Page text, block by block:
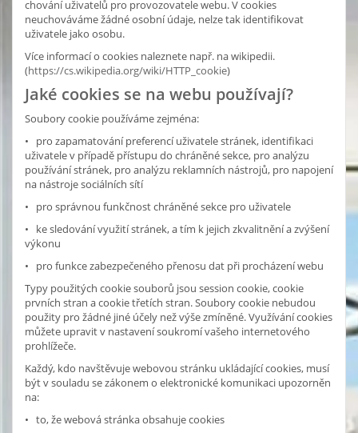
chování uživatelů pro provozovatele webu. V cookies
neuchováváme žádné osobní údaje, nelze tak identifikovat
uživatele jako osobu.
Více informací o cookies naleznete např. na wikipedii.
(https://cs.wikipedia.org/wiki/HTTP_cookie)
Jaké cookies se na webu používají?
Soubory cookie používáme zejména:
• pro zapamatování preferencí uživatele stránek, identifikaci
uživatele v případě přístupu do chráněné sekce, pro analýzu
používání stránek, pro analýzu reklamních nástrojů, pro napojení
na nástroje sociálních sítí
• pro správnou funkčnost chráněné sekce pro uživatele
• ke sledování využití stránek, a tím k jejich zkvalitnění a zvýšení
výkonu
• pro funkce zabezpečeného přenosu dat při procházení webu
Typy použitých cookie souborů jsou session cookie, cookie
prvních stran a cookie třetích stran. Soubory cookie nebudou
použity pro žádné jiné účely než výše zmíněné. Využívání cookies
můžete upravit v nastavení soukromí vašeho internetového
prohlížeče.
Každý, kdo navštěvuje webovou stránku ukládající cookies, musí
být v souladu se zákonem o elektronické komunikaci upozorněn
na:
• to, že webová stránka obsahuje cookies